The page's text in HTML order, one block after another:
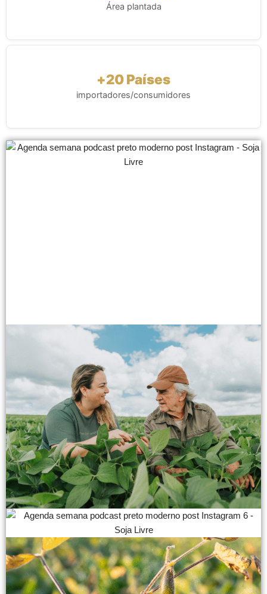
Área plantada
+20 Países
importadores/consumidores